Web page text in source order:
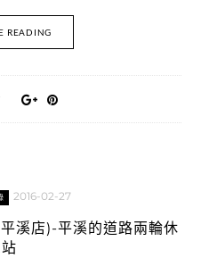
READING
2016-02-27
溪店)-平溪的道路兩輪休